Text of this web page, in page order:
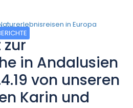
zur
in Andalusien
von unseren
Karin und